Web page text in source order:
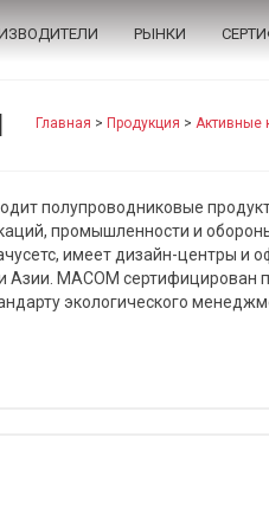
РЫНКИ
Главная > Продукция > Активные
полупроводниковые
промышленности и
имеет дизайн-центры и
Азии. MACOM
экологического